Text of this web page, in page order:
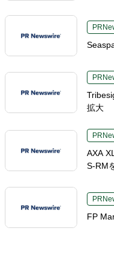
拡大
AXA
S-RM
FP